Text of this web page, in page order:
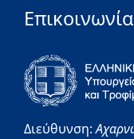
Επικοινωνία
Διεύθυνση: